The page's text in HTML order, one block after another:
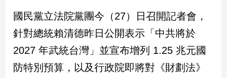
政
治
政
治
焦
國民黨立法院黨團今（27）日召開記者會，
針對總統賴清德昨日公開表示「中共將於
2027 年武統台灣」並宣布增列 1.25 兆元國
防特別預算，以及行政院即將對《財劃法》